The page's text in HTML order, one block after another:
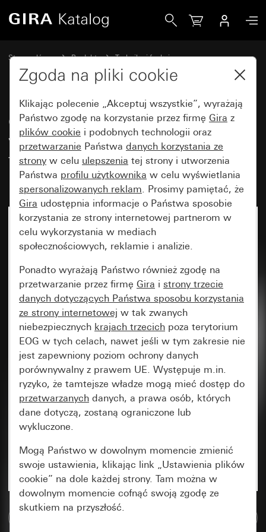
Strona główna Produkty
Technika i funkcje
Ogrzewanie, wentylacja, klimatyzacja
Wentylacja, klimatyzacja
Czujnik CO z regulatorem
wilgotności powietrza i
temperatury w pomieszczeniu do
KNX System 55
Artykuł już niedostępny
Zgoda na pliki cookie
Klikając polecenie „Akceptuj wszystkie”, wyrażają
Państwo zgodę na korzystanie przez firmę Gira z
plików cookie i podobnych technologii oraz
przetwarzanie Państwa danych korzystania ze
strony w celu ulepszenia tej strony i utworzenia
Państwa profilu użytkownika w celu wyświetlania
spersonalizowanych reklam. Prosimy pamiętać, że
Gira udostępnia informacje o Państwa sposobie
korzystania ze strony internetowej partnerom w
celu wykorzystania w mediach
społecznościowych, reklamie i analizie.
Ponadto wyrażają Państwo również zgodę na
przetwarzanie przez firmę Gira i strony trzecie
danych dotyczących Państwa sposobu korzystania
ze strony internetowej w tak zwanych
niebezpiecznych krajach trzecich poza terytorium
EOG w tych celach, nawet jeśli w tym zakresie nie
jest zapewniony poziom ochrony danych
porównywalny z prawem UE. Występuje m.in.
ryzyko, że tamtejsze władze mogą mieć dostęp do
przetwarzanych danych, a prawa osób, których
dane dotyczą, zostaną ograniczone lub
wykluczone.
Mogą Państwo w dowolnym momencie zmienić
swoje ustawienia, klikając link „Ustawienia plików
cookie” na dole każdej strony. Tam można w
dowolnym momencie cofnąć swoją zgodę ze
skutkiem na przyszłość.